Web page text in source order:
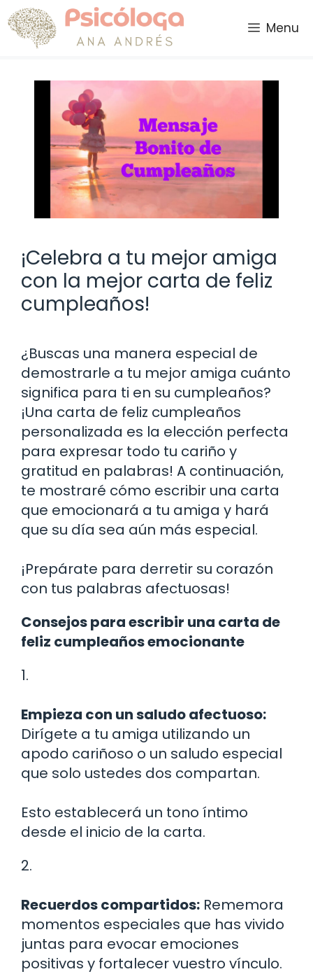
Saltar
al
contenido
Menu
¡Celebra a tu mejor amiga
con la mejor carta de feliz
cumpleaños!
¿Buscas una manera especial de
demostrarle a tu mejor amiga cuánto
significa para ti en su cumpleaños?
¡Una carta de feliz cumpleaños
personalizada es la elección perfecta
para expresar todo tu cariño y
gratitud en palabras! A continuación,
te mostraré cómo escribir una carta
que emocionará a tu amiga y hará
que su día sea aún más especial.
¡Prepárate para derretir su corazón
con tus palabras afectuosas!
Consejos para escribir una carta de
feliz cumpleaños emocionante
1.
Empieza con un saludo afectuoso:
Dirígete a tu amiga utilizando un
apodo cariñoso o un saludo especial
que solo ustedes dos compartan.
Esto establecerá un tono íntimo
desde el inicio de la carta.
2.
Recuerdos compartidos: Rememora
momentos especiales que has vivido
juntas para evocar emociones
positivas y fortalecer vuestro vínculo.